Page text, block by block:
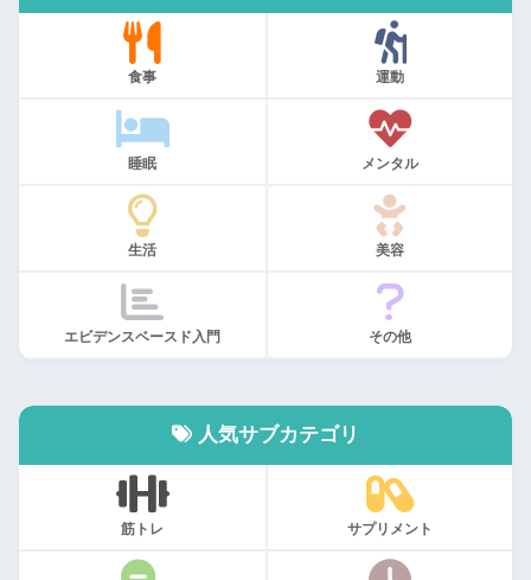
食事 運動
睡眠 メンタル
生活 美容
エビデンスベースド入門 その他
人気サブカテゴリ
筋トレ サプリメント